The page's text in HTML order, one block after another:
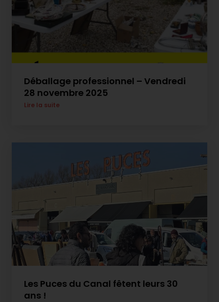
Déballage professionnel – Vendredi
28 novembre 2025
Lire la suite
Les Puces du Canal fêtent leurs 30
ans !